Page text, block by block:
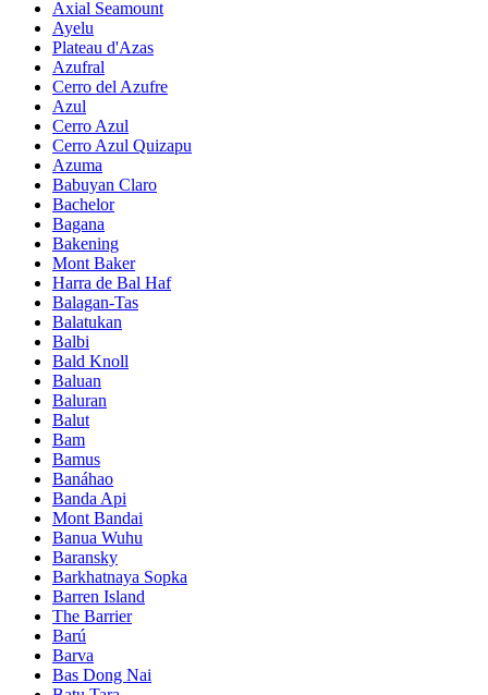
Axial Seamount
Ayelu
Plateau d'Azas
Azufral
Cerro del Azufre
Azul
Cerro Azul
Cerro Azul Quizapu
Azuma
Babuyan Claro
Bachelor
Bagana
Bakening
Mont Baker
Harra de Bal Haf
Balagan-Tas
Balatukan
Balbi
Bald Knoll
Baluan
Baluran
Balut
Bam
Bamus
Banáhao
Banda Api
Mont Bandai
Banua Wuhu
Baransky
Barkhatnaya Sopka
Barren Island
The Barrier
Barú
Barva
Bas Dong Nai